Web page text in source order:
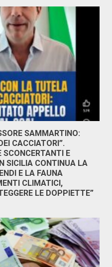
SAMMARTINO:
CACCIATORI”.
SCONCERTANTI E
SICILIA CONTINUA LA
E LA FAUNA
CLIMATICI,
LE DOPPIETTE”